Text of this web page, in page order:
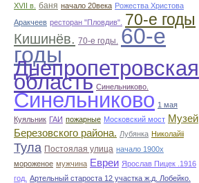
XVII в. баня начало 20века Рожества Христова
Аракчеев ресторан "Пловдив". 70-е годы
Кишинёв. 70-е годы. 60-е
годы
Днепропетровская
область Синельниково.
Синельниково 1 мая
Куяльник ГАИ пожарные Московский мост Музей
Березовского района. Лубянка Николайii
Тула Постоялая улица начало 1900х
мороженое мужчина Евреи Ярослав Пицек .1916
год. Артельный староста 12 участка ж.д. Лобейко.